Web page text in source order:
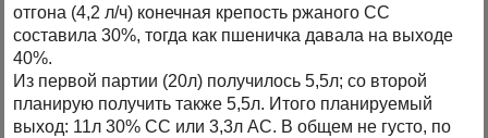
отгона (4,2 л/ч) конечная крепость ржаного СС
составила 30%, тогда как пшеничка давала на выходе
40%.
Из первой партии (20л) получилось 5,5л; со второй
планирую получить также 5,5л. Итого планируемый
выход: 11л 30% СС или 3,3л АС. В общем не густо, по